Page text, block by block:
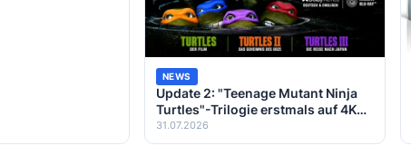
NEWS
Update 2: "Teenage Mutant Ninja
Turtles"-Trilogie erstmals auf 4K
UHD Blu-ray – Alle Infos zu den drei
Filmen
31.07.2026